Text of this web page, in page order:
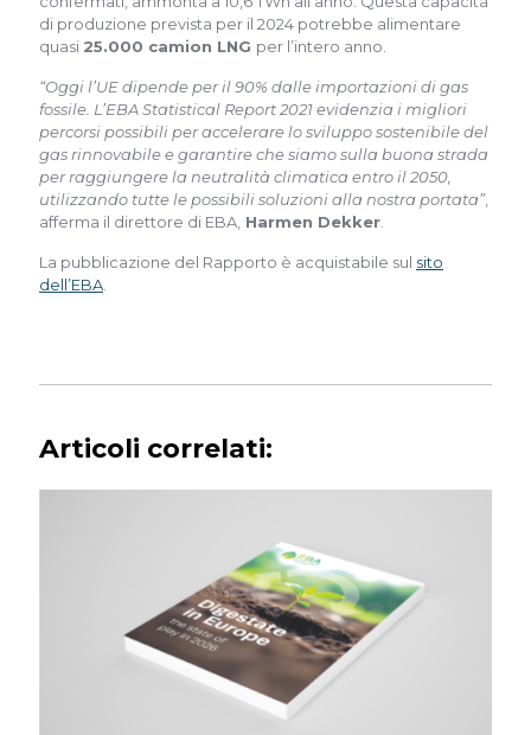
di produzione prevista per il 2024 potrebbe alimentare
quasi 25.000 camion LNG per l’intero anno.
“Oggi l’UE dipende per il 90% dalle importazioni di gas
fossile. L’EBA Statistical Report 2021 evidenzia i migliori
percorsi possibili per accelerare lo sviluppo sostenibile del
gas rinnovabile e garantire che siamo sulla buona strada
per raggiungere la neutralità climatica entro il 2050,
utilizzando tutte le possibili soluzioni alla nostra portata”,
afferma il direttore di EBA, Harmen Dekker.
La pubblicazione del Rapporto è acquistabile sul sito
dell’EBA.
Articoli correlati: